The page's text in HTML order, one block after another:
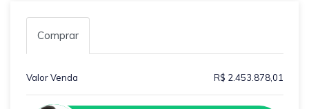
Comprar
Valor Venda R$ 2.453.878,01